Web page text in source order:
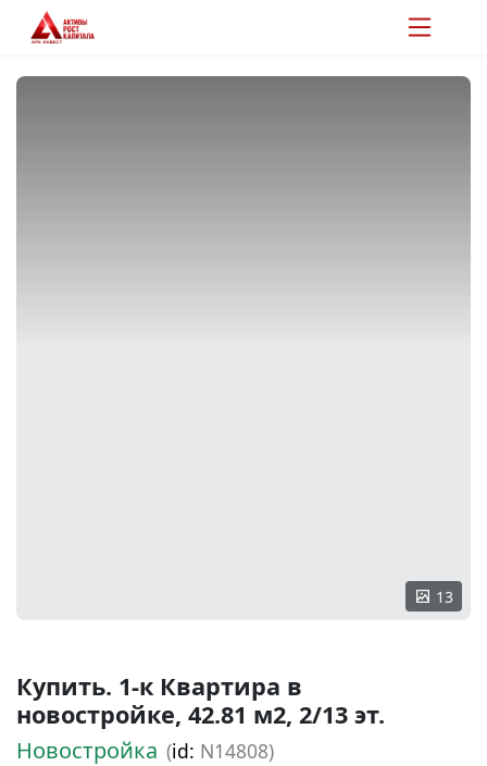
13
Купить. 1-к Квартира в
новостройке, 42.81 м2, 2/13 эт.
Новостройка (id: N14808)